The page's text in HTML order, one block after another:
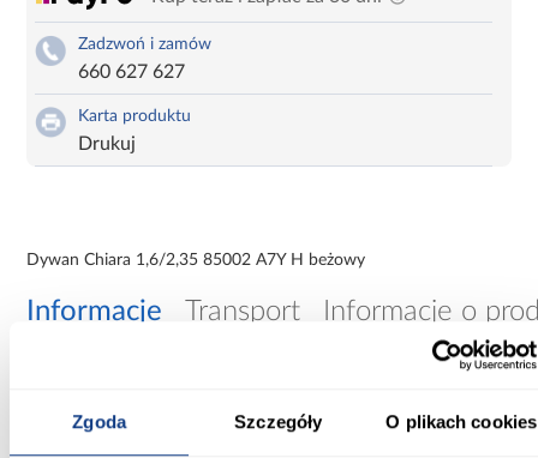
Zgoda Szczegóły O plikach cookies
Zadzwoń i zamów
660 627 627
Karta produktu
Drukuj
Dywan Chiara 1,6/2,35 85002 A7Y H beżowy
Informacje Transport Informacje o